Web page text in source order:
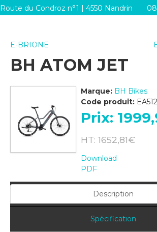
Route du Condroz n°1 | 4550 Nandrin
E-BRIONE
BH ATOM JET
Marque: BH Bikes
Code produit: EA512
Prix:
HT: 1652,81‎€
Download
PDF
Description
Spécification